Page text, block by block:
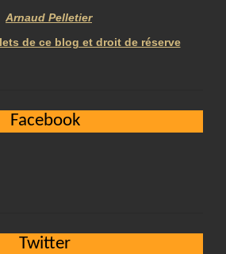
Arnaud Pelletier
de ce blog et droit de réserve
Facebook
Twitter